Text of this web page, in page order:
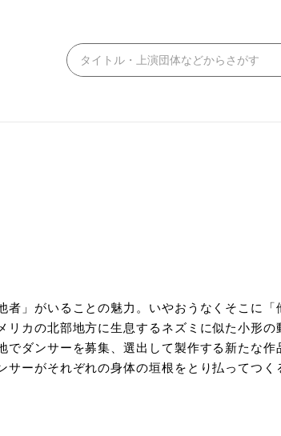
」がいることの魅力。いやおうなくそこに「
カの北部地方に生息するネズミに似た小形の
ダンサーを募集、選出して製作する新たな作
サーがそれぞれの身体の垣根をとり払ってつく